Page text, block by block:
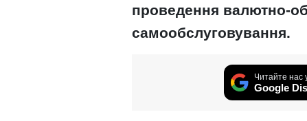
проведення валютно-
самообслуговування.
Читайте нас
Google